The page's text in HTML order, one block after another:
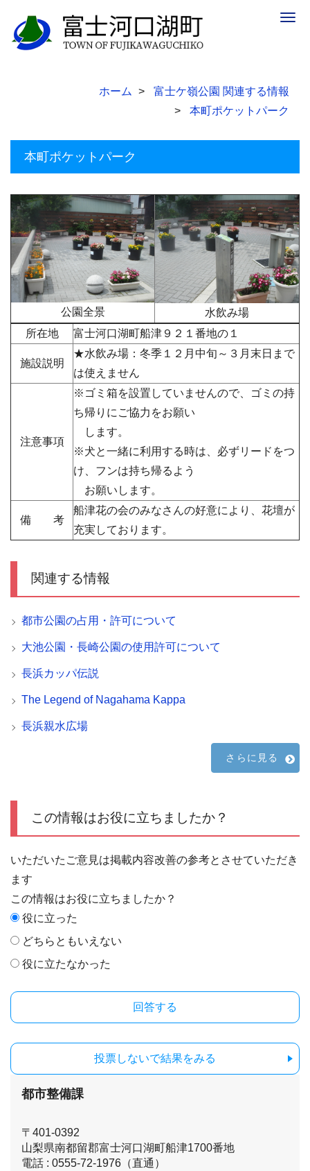
ホーム
富士ケ嶺公園 関連する情報
本町ポケットパーク
本町ポケットパーク
公園全景
水飲み場
所在地
富士河口湖町船津９２１番地の１
施設説明
★水飲み場：冬季１２月中旬～３月末日まで
は使えません
注意事項
※ゴミ箱を設置していませんので、ゴミの持
ち帰りにご協力をお願い
します。
※犬と一緒に利用する時は、必ずリードをつ
け、フンは持ち帰るよう
お願いします。
備 考
船津花の会のみなさんの好意により、花壇が
充実しております。
関連する情報
都市公園の占用・許可について
大池公園・長崎公園の使用許可について
長浜カッパ伝説
The Legend of Nagahama Kappa
長浜親水広場
さらに見る
この情報はお役に立ちましたか？
いただいたご意見は掲載内容改善の参考とさせていただき
ます
この情報はお役に立ちましたか？
役に立った
どちらともいえない
役に立たなかった
投票しないで結果をみる
都市整備課
〒401-0392
山梨県南都留郡富士河口湖町船津1700番地
電話 : 0555-72-1976（直通）